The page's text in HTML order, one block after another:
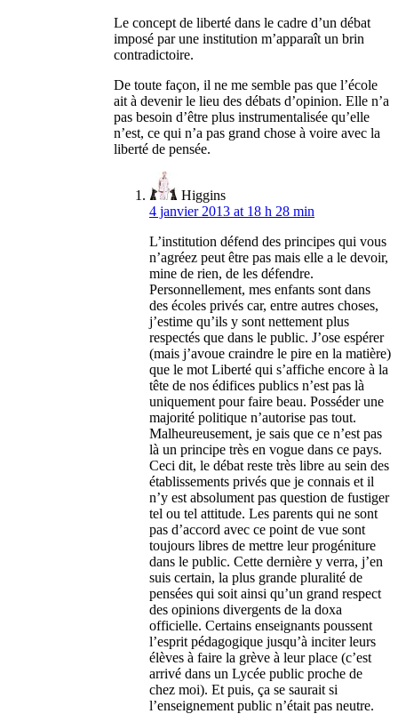
Le concept de liberté dans le cadre d’un débat
imposé par une institution m’apparaît un brin
contradictoire.
De toute façon, il ne me semble pas que l’école
ait à devenir le lieu des débats d’opinion. Elle n’a
pas besoin d’être plus instrumentalisée qu’elle
n’est, ce qui n’a pas grand chose à voire avec la
liberté de pensée.
Higgins
4 janvier 2013 at 18 h 28 min
L’institution défend des principes qui vous
n’agréez peut être pas mais elle a le devoir,
mine de rien, de les défendre.
Personnellement, mes enfants sont dans
des écoles privés car, entre autres choses,
j’estime qu’ils y sont nettement plus
respectés que dans le public. J’ose espérer
(mais j’avoue craindre le pire en la matière)
que le mot Liberté qui s’affiche encore à la
tête de nos édifices publics n’est pas là
uniquement pour faire beau. Posséder une
majorité politique n’autorise pas tout.
Malheureusement, je sais que ce n’est pas
là un principe très en vogue dans ce pays.
Ceci dit, le débat reste très libre au sein des
établissements privés que je connais et il
n’y est absolument pas question de fustiger
tel ou tel attitude. Les parents qui ne sont
pas d’accord avec ce point de vue sont
toujours libres de mettre leur progéniture
dans le public. Cette dernière y verra, j’en
suis certain, la plus grande pluralité de
pensées qui soit ainsi qu’un grand respect
des opinions divergents de la doxa
officielle. Certains enseignants poussent
l’esprit pédagogique jusqu’à inciter leurs
élèves à faire la grève à leur place (c’est
arrivé dans un Lycée public proche de
chez moi). Et puis, ça se saurait si
l’enseignement public n’était pas neutre.